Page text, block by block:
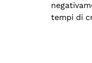
tempi di